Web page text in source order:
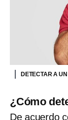
DETECTAR A
¿Cómo
De acuerdo